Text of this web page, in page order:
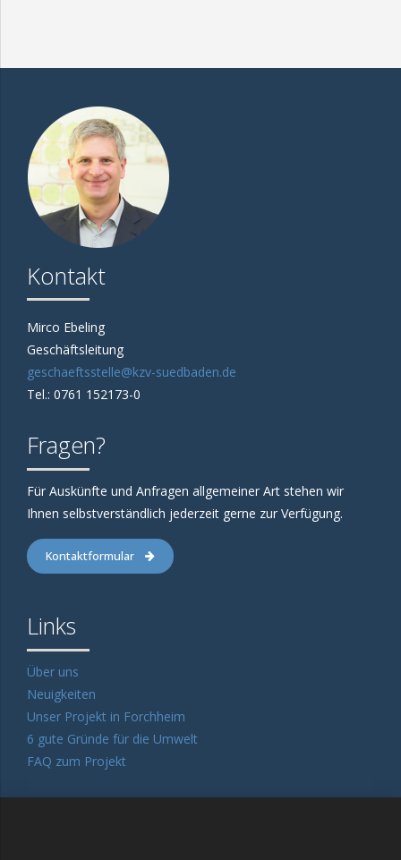
Kontakt
Mirco Ebeling
Geschäftsleitung
geschaeftsstelle@kzv-suedbaden.de
Tel.: 0761 152173-0
Fragen?
Für Auskünfte und Anfragen allgemeiner Art stehen wir
Ihnen selbstverständlich jederzeit gerne zur Verfügung.
Kontaktformular
Links
Über uns
Neuigkeiten
Unser Projekt in Forchheim
6 gute Gründe für die Umwelt
FAQ zum Projekt